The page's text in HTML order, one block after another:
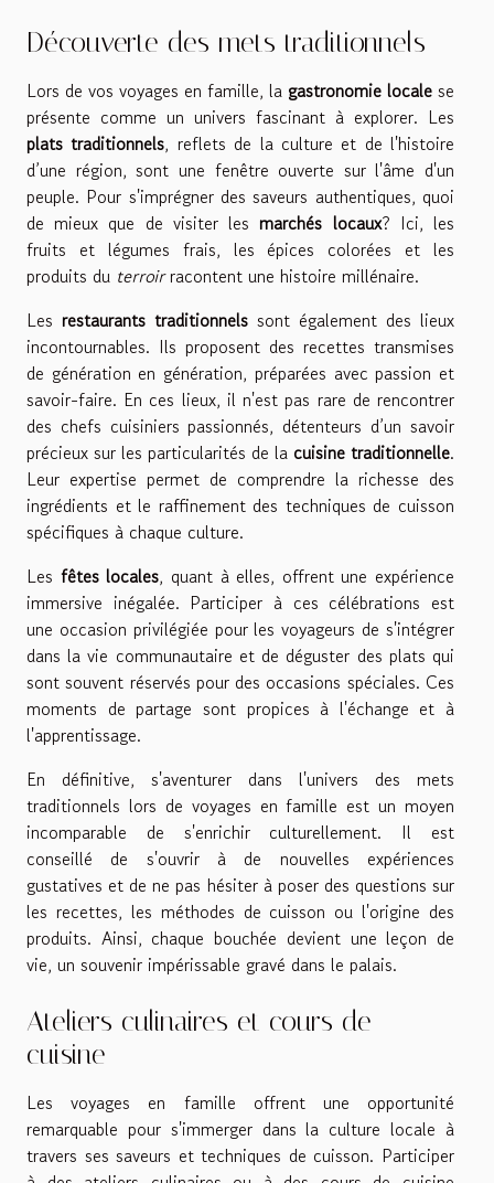
Découverte des mets traditionnels
Lors de vos voyages en famille, la gastronomie locale se
présente comme un univers fascinant à explorer. Les
plats traditionnels, reflets de la culture et de l'histoire
d’une région, sont une fenêtre ouverte sur l'âme d'un
peuple. Pour s'imprégner des saveurs authentiques, quoi
de mieux que de visiter lesmarchés locaux? Ici, les
fruits et légumes frais, les épices colorées et les
produits du terroirracontent une histoire millénaire.
Les restaurants traditionnels sont également des lieux
incontournables. Ils proposent des recettes transmises
de génération en génération, préparées avec passion et
savoir-faire. En ces lieux, il n'est pas rare de rencontrer
des chefs cuisiniers passionnés, détenteurs d’un savoir
précieux sur les particularités de la cuisine traditionnelle.
Leur expertise permet de comprendre la richesse des
ingrédients et le raffinement des techniques de cuisson
spécifiques à chaque culture.
Les fêtes locales, quant à elles, offrent une expérience
immersive inégalée. Participer à ces célébrations est
une occasion privilégiée pour les voyageurs de s'intégrer
dans la vie communautaire et de déguster des plats qui
sont souvent réservés pour des occasions spéciales. Ces
moments de partage sont propices à l'échange et à
l'apprentissage.
En définitive, s'aventurer dans l'univers des mets
traditionnels lors de voyages en famille est un moyen
incomparable de s'enrichir culturellement. Il est
conseillé de s'ouvrir à de nouvelles expériences
gustatives et de ne pas hésiter à poser des questions sur
les recettes, les méthodes de cuisson ou l'origine des
produits. Ainsi, chaque bouchée devient une leçon de
vie, un souvenir impérissable gravé dans le palais.
Ateliers culinaires et cours de
cuisine
Les voyages en famille offrent une opportunité
remarquable pour s'immerger dans la culture locale à
travers ses saveurs et techniques de cuisson. Participer